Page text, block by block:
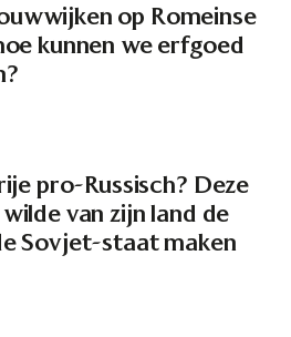
op Romeinse
kunnen we erfgoed
pro-Russisch? Deze
van zijn land de
Sovjet-staat maken